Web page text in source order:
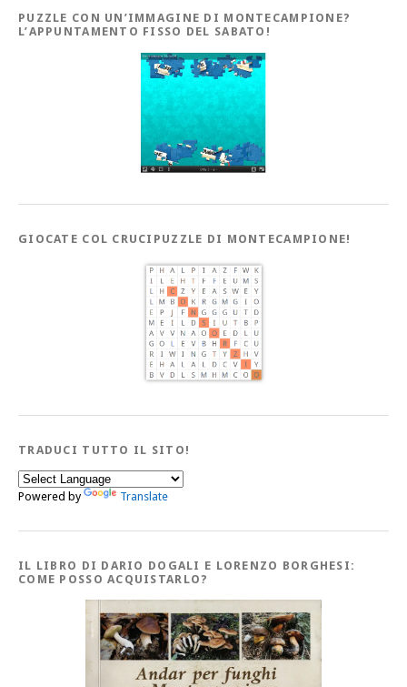
PUZZLE CON UN’IMMAGINE DI MONTECAMPIONE?
L’APPUNTAMENTO FISSO DEL SABATO!
GIOCATE COL CRUCIPUZZLE DI MONTECAMPIONE!
TRADUCI TUTTO IL SITO!
Powered by Translate
IL LIBRO DI DARIO DOGALI E LORENZO BORGHESI:
COME POSSO ACQUISTARLO?